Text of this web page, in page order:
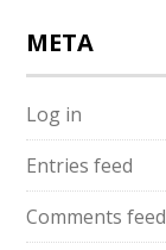
META
Log in
Entries feed
Comments feed